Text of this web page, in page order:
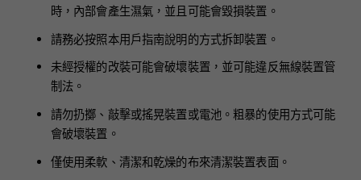
時，內部會產生濕氣，並且可能會毀損裝置。
請務必按照本用戶指南說明的方式拆卸裝置。
未經授權的改裝可能會破壞裝置，並可能違反無線裝置管
制法。
請勿扔擲、敲擊或搖晃裝置或電池。粗暴的使用方式可能
會破壞裝置。
僅使用柔軟、清潔和乾燥的布來清潔裝置表面。